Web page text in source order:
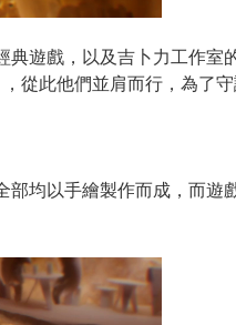
典遊戲，以及吉卜力工作
從此他們並肩而行，為了
均以手繪製作而成，而